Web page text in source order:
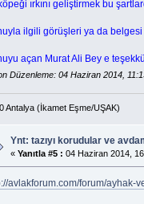
ırkını geliştirmek bu
ilgili görüşleri ya da
açan Murat Ali Bey e
Düzenleme: 04 Haziran 2014,
Antalya (İkamet Eşme/UŞAK)
Ynt: tazıyı korudular ve
«Yanıtla #5 : 04 Haziran 2014,
avlakforum.com/forum/